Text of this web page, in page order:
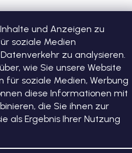
und Anzeigen zu
soziale Medien
zu analysieren.
wie Sie unsere Website
für soziale Medien, Werbung
diese Informationen mit
die Sie ihnen zur
als Ergebnis Ihrer Nutzung